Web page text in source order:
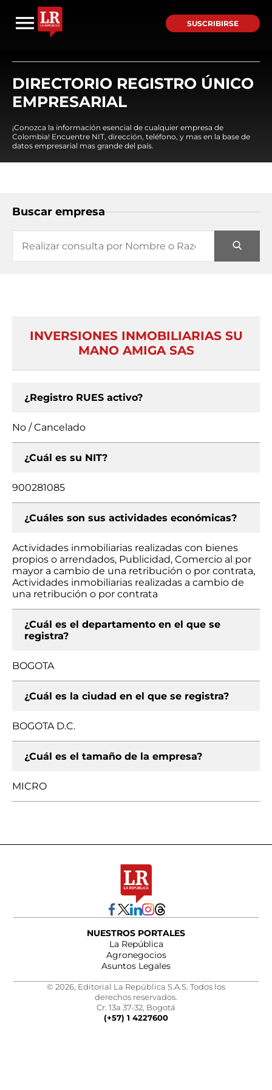
SUSCRIBIRSE
DIRECTORIO REGISTRO ÚNICO
EMPRESARIAL
¡Conozca la información esencial de cualquier empresa de
Colombia! Encuentre NIT, dirección, teléfono, y mas en la base de
datos empresarial mas grande del país.
Buscar empresa
INVERSIONES INMOBILIARIAS SU
MANO AMIGA SAS
¿Registro RUES activo?
No / Cancelado
¿Cuál es su NIT?
900281085
¿Cuáles son sus actividades económicas?
Actividades inmobiliarias realizadas con bienes
propios o arrendados, Publicidad, Comercio al por
mayor a cambio de una retribución o por contrata,
Actividades inmobiliarias realizadas a cambio de
una retribución o por contrata
¿Cuál es el departamento en el que se
registra?
BOGOTA
¿Cuál es la ciudad en el que se registra?
BOGOTA D.C.
¿Cuál es el tamaño de la empresa?
MICRO
NUESTROS PORTALES
La República
Agronegocios
Asuntos Legales
© 2026, Editorial La República S.A.S. Todos los
derechos reservados.
Cr. 13a 37-32, Bogotá
(+57) 1 4227600